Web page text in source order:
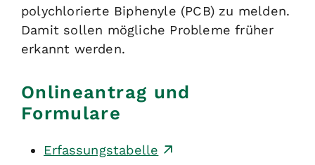
polychlorierte Biphenyle (PCB) zu melden.
Damit sollen mögliche Probleme früher
erkannt werden.
Onlineantrag und
Formulare
Erfassungstabelle